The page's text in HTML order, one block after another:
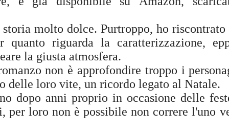
molto dolce. Purtroppo, ho riscontrato
riguarda la caratterizzazione,
la giusta atmosfera.
non è approfondire troppo i
delle loro vite, un ricordo legato al Natale.
dopo anni proprio in occasione delle
per loro non è possibile non correre l'uno